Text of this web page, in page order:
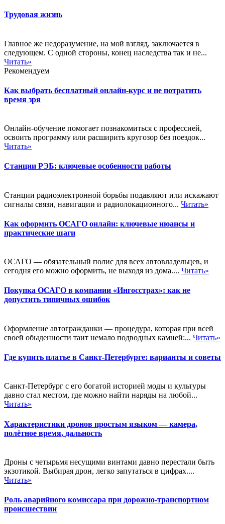
Трудовая жизнь
Главное же недоразумение, на мой взгляд, заключается в
следующем. С одной стороны, конец наследства так и не...
Читать»
Рекомендуем
Как выбрать бесплатный онлайн-курс и не потратить
время зря
Онлайн-обучение помогает познакомиться с профессией,
освоить программу или расширить кругозор без поездок...
Читать»
Станции РЭБ: ключевые особенности работы
Станции радиоэлектронной борьбы подавляют или искажают
сигналы связи, навигации и радиолокационного... Читать»
Как оформить ОСАГО онлайн: ключевые нюансы и
практические шаги
ОСАГО — обязательный полис для всех автовладельцев, и
сегодня его можно оформить, не выходя из дома.... Читать»
Покупка ОСАГО в компании «Ингосстрах»: как не
допустить типичных ошибок
Оформление автогражданки — процедура, которая при всей
своей обыденности таит немало подводных камней:... Читать»
Где купить платье в Санкт-Петербурге: варианты и советы
Санкт-Петербург с его богатой историей моды и культуры
давно стал местом, где можно найти наряды на любой...
Читать»
Характеристики дронов простым языком — камера,
полётное время, дальность
Дроны с четырьмя несущими винтами давно перестали быть
экзотикой. Выбирая дрон, легко запутаться в цифрах....
Читать»
Роль аварийного комиссара при дорожно-транспортном
происшествии